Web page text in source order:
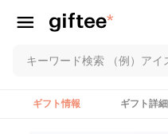
ギフト情報 ギフト詳細